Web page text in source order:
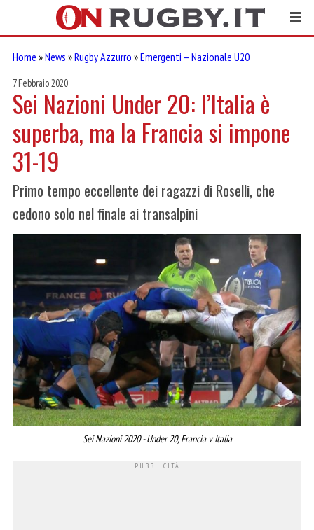
Home »News »Rugby Azzurro »Emergenti – Nazionale U20
7 Febbraio 2020
Sei Nazioni Under 20: l’Italia è
superba, ma la Francia si impone
31-19
Primo tempo eccellente dei ragazzi di Roselli, che
cedono solo nel finale ai transalpini
Sei Nazioni 2020 - Under 20, Francia v Italia